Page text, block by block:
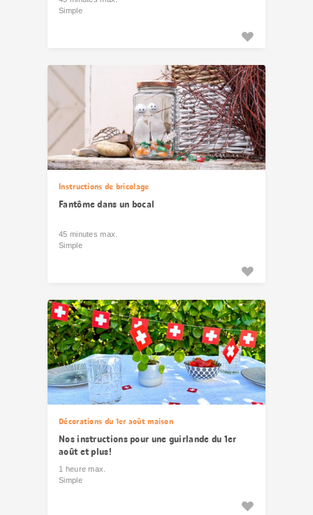
Simple
Instructions de bricolage
Fantôme dans un bocal
45 minutes max.
Simple
Décorations du 1er août maison
Nos instructions pour une guirlande du 1er
août et plus!
1 heure max.
Simple